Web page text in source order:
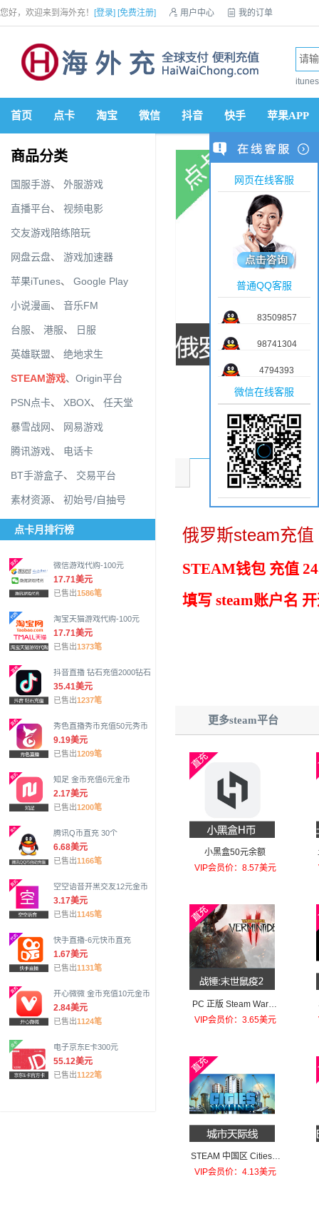
您好，欢迎来到海外充！ [登录] [免费注册]  用户中心  我的订单
首页 点卡 淘宝 微信 抖音 快手 苹果APP
商品分类
国服手游、 外服游戏
直播平台、 视频电影
交友游戏陪练陪玩
网盘云盘、 游戏加速器
苹果iTunes、 Google Play
小说漫画、 音乐FM
台服、 港服、 日服
英雄联盟、 绝地求生
STEAM游戏、 Origin平台
PSN点卡、 XBOX、 任天堂
暴雪战网、 网易游戏
腾讯游戏、 电话卡
BT手游盒子、 交易平台
素材资源、 初始号/自抽号
点卡月排行榜
微信游戏代购-100元
17.71美元
已售出1586笔
淘宝天猫游戏代购-100元
17.71美元
已售出1373笔
抖音直播 钻石充值2000钻石
35.41美元
已售出1237笔
秀色直播秀币充值50元秀币
9.19美元
已售出1209笔
知足 金币充值6元金币
2.17美元
已售出1200笔
腾讯Q币直充 30个
6.68美元
已售出1166笔
空空语音开黑交友12元金币
3.17美元
已售出1145笔
快手直播-6元快币直充
1.67美元
已售出1131笔
开心微微 金币充值10元金币
2.84美元
已售出1124笔
电子京东E卡300元
55.12美元
已售出1122笔
商品介绍
俄罗斯steam充值
STEAM钱包 充值
填写 steam账户名
更多steam平台
小黑盒50元余额
VIP会员价：8.57美元
PC 正版 Steam Warha
mmer: Vermintide 2 战
VIP会员价：3.65美元
STEAM 中国区 Cities:S
kylines 城市天际线 游戏
VIP会员价：4.13美元
网页在线客服
普通QQ客服
83509857
98741304
4794393
微信在线客服